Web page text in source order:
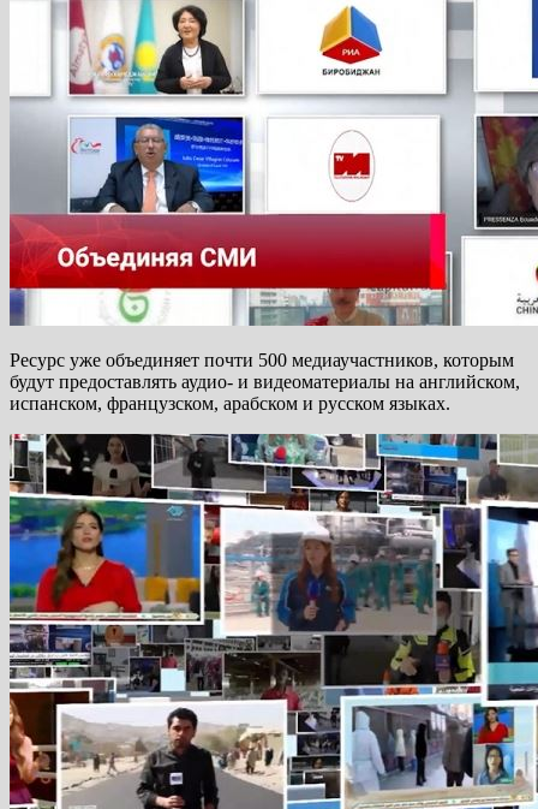
Ресурс уже объединяет почти 500 медиаучастников, которым
будут предоставлять аудио- и видеоматериалы на английском,
испанском, французском, арабском и русском языках.